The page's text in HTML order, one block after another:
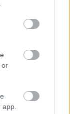
or
de sikerül
részben
az
a főszereplők
ugyanis